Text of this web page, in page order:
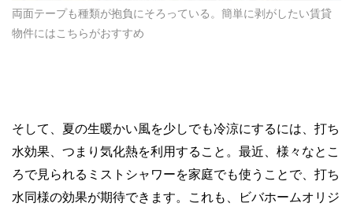
両面テープも種類が抱負にそろっている。簡単に剥がしたい賃貸
物件にはこちらがおすすめ
そして、夏の生暖かい風を少しでも冷涼にするには、打ち
水効果、つまり気化熱を利用すること。最近、様々なとこ
ろで見られるミストシャワーを家庭でも使うことで、打ち
水同様の効果が期待できます。これも、ビバホームオリジ